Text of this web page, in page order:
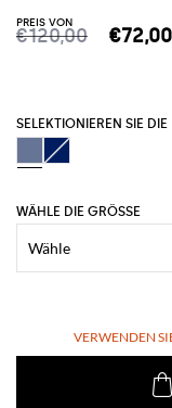
PREIS VON
€120,00 €72,00
SELEKTIONIEREN SIE DIE
WÄHLE DIE GRÖSSE
VERWENDEN